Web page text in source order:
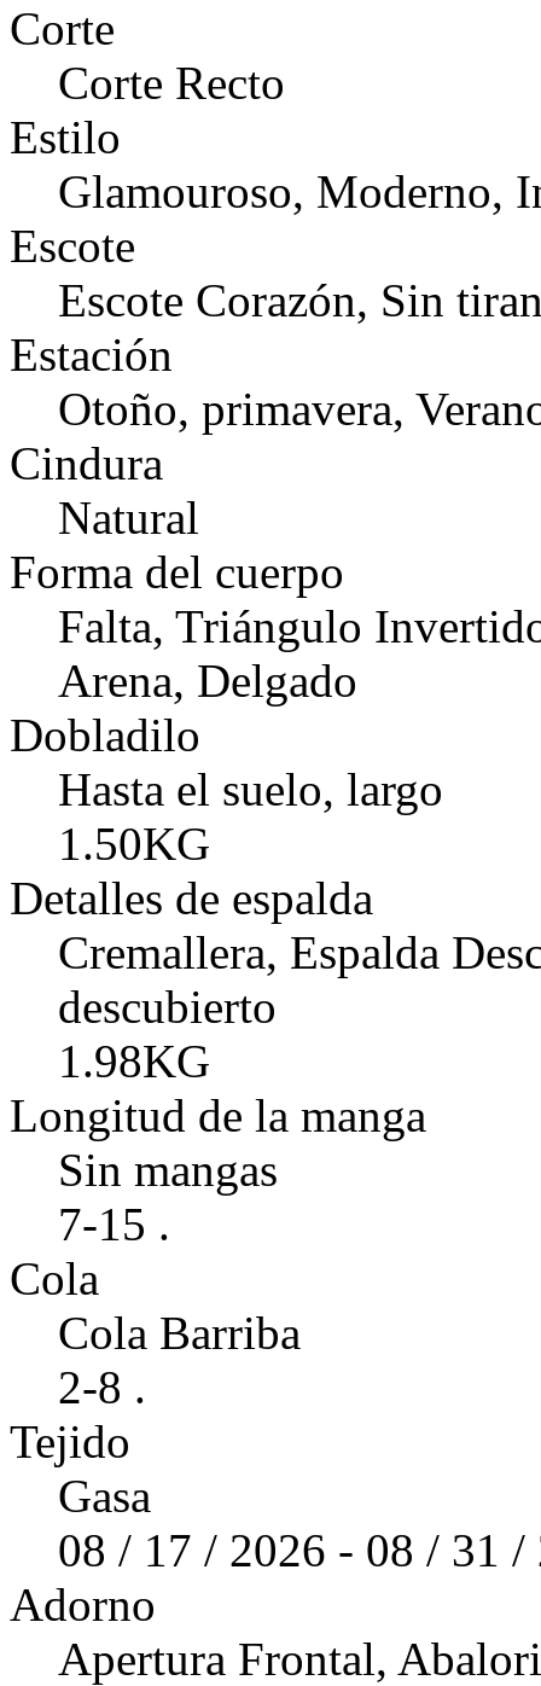
Corte
Corte Recto
Estilo
Glamouroso, Moderno,
Escote
Escote Corazón, Sin
Estación
Otoño, primavera,
Cindura
Natural
Forma del cuerpo
Falta, Triángulo
Arena, Delgado
Dobladilo
Hasta el suelo, largo
1.50KG
Detalles de espalda
Cremallera, Espalda
descubierto
1.98KG
Longitud de la manga
Sin mangas
7-15 .
Cola
Cola Barriba
2-8 .
Tejido
Gasa
08 / 17 / 2026 - 08 / 31 /
Adorno
Apertura Frontal,